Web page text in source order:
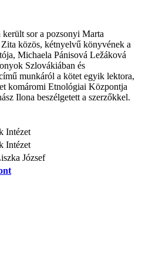
sor a pozsonyi Marta
közös, kétnyelvű könyvének a
Michaela Pánisová Ležáková
Szlovákiában és
munkáról a kötet egyik lektora,
komáromi Etnológiai Központja
Ilona beszélgetett a szerzőkkel.
Intézet
Intézet
József